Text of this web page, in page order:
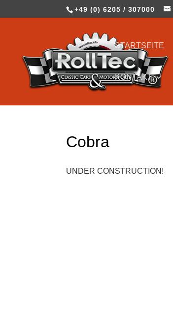
+49 (0) 6205 / 307000
STARTSEITE
KONTAKT
Cobra
UNDER CONSTRUCTION!